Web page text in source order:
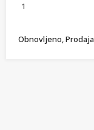
1
Obnovljeno, Prodaja